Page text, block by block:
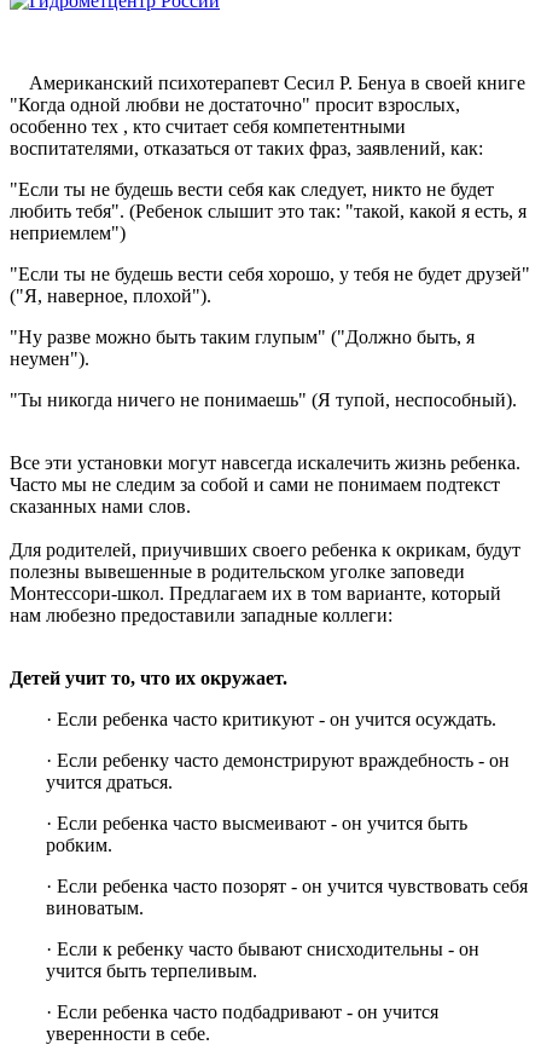
Американский психотерапевт Сесил Р. Бенуа в своей книге
"Когда одной любви не достаточно" просит взрослых,
особенно тех , кто считает себя компетентными
воспитателями, отказаться от таких фраз, заявлений, как:
"Если ты не будешь вести себя как следует, никто не будет
любить тебя". (Ребенок слышит это так: "такой, какой я есть, я
неприемлем")
"Если ты не будешь вести себя хорошо, у тебя не будет друзей"
("Я, наверное, плохой").
"Ну разве можно быть таким глупым" ("Должно быть, я
неумен").
"Ты никогда ничего не понимаешь" (Я тупой, неспособный).
Все эти установки могут навсегда искалечить жизнь ребенка.
Часто мы не следим за собой и сами не понимаем подтекст
сказанных нами слов.
Для родителей, приучивших своего ребенка к окрикам, будут
полезны вывешенные в родительском уголке заповеди
Монтессори-школ. Предлагаем их в том варианте, который
нам любезно предоставили западные коллеги:
Детей учит то, что их окружает.
· Если ребенка часто критикуют - он учится осуждать.
· Если ребенку часто демонстрируют враждебность - он
учится драться.
· Если ребенка часто высмеивают - он учится быть
робким.
· Если ребенка часто позорят - он учится чувствовать себя
виноватым.
· Если к ребенку часто бывают снисходительны - он
учится быть терпеливым.
· Если ребенка часто подбадривают - он учится
уверенности в себе.